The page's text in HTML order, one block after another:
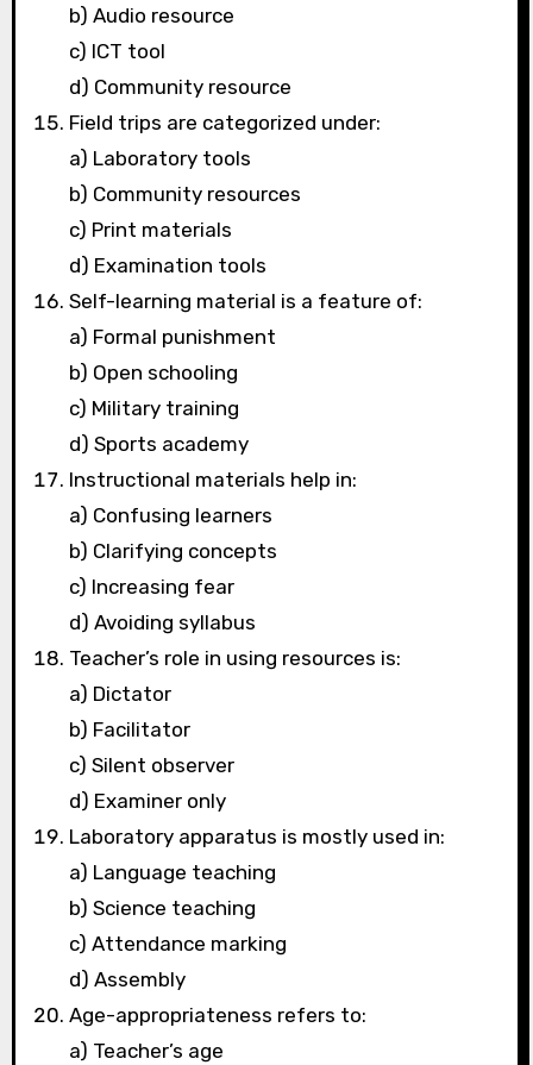
b) Audio resource
c) ICT tool
d) Community resource
Field trips are categorized under:
a) Laboratory tools
b) Community resources
c) Print materials
d) Examination tools
Self-learning material is a feature of:
a) Formal punishment
b) Open schooling
c) Military training
d) Sports academy
Instructional materials help in:
a) Confusing learners
b) Clarifying concepts
c) Increasing fear
d) Avoiding syllabus
Teacher’s role in using resources is:
a) Dictator
b) Facilitator
c) Silent observer
d) Examiner only
Laboratory apparatus is mostly used in:
a) Language teaching
b) Science teaching
c) Attendance marking
d) Assembly
Age-appropriateness refers to:
a) Teacher’s age